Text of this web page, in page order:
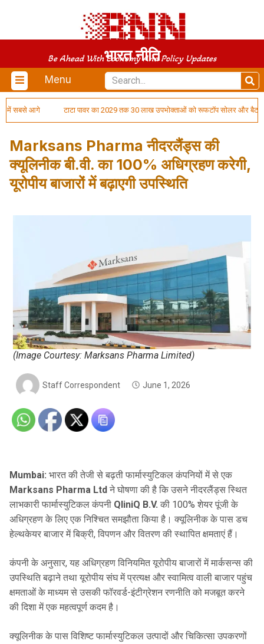
भारत नीति
Be Ahead With Economy And Policy Updates
Menu
में सबसे आगे टाटा पावर का 2029 तक 30 लाख उपभोक्ताओं को रूफटॉप सोलर और बैटरी
Marksans Pharma नीदरलैंड्स की
क्यूलिनीक बी.वी. का 100% अधिग्रहण करेगी,
यूरोपीय बाजारों में बढ़ाएगी उपस्थिति
(Image Courtesy: Marksans Pharma Limited)
Staff Correspondent June 1, 2026
Mumbai: भारत की तेजी से बढ़ती फार्मास्युटिकल कंपनियों में से एक
Marksans Pharma Ltd ने घोषणा की है कि उसने नीदरलैंड्स स्थित
लाभकारी फार्मास्युटिकल कंपनी QliniQ B.V. की 100% शेयर पूंजी के
अधिग्रहण के लिए एक निश्चित समझौता किया है। क्यूलिनीक के पास डच
हेल्थकेयर बाजार में बिक्री, विपणन और वितरण की स्थापित क्षमताएं हैं।
कंपनी के अनुसार, यह अधिग्रहण विनियमित यूरोपीय बाजारों में मार्कसन्स की
उपस्थिति बढ़ाने तथा यूरोपीय संघ में प्रत्यक्ष और स्वामित्व वाली बाजार पहुंच
क्षमताओं के माध्यम से उसकी फॉरवर्ड-इंटीग्रेशन रणनीति को मजबूत करने
की दिशा में एक महत्वपूर्ण कदम है।
क्यूलिनीक के पास विशिष्ट फार्मास्युटिकल उत्पादों और चिकित्सा उपकरणों